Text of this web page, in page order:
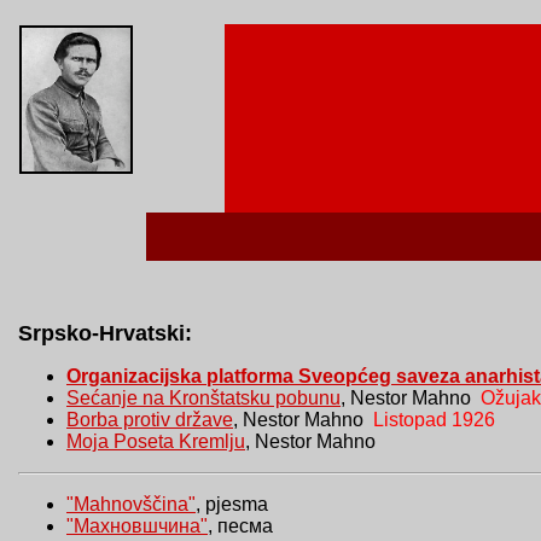
Srpsko-Hrvatski:
Organizacijska platforma Sveopćeg saveza
Sećanje na Kronštatsku pobunu, Nestor Mahno
Borba protiv države, Nestor Mahno
Listopad 1926
Moja Poseta Kremlju, Nestor Mahno
"Mahnovščina", pjesma
"Махновшчина", песма